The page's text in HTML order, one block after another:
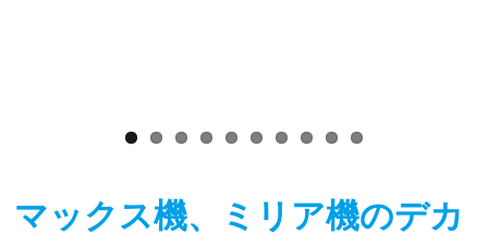
マックス機、ミリア機のデカ